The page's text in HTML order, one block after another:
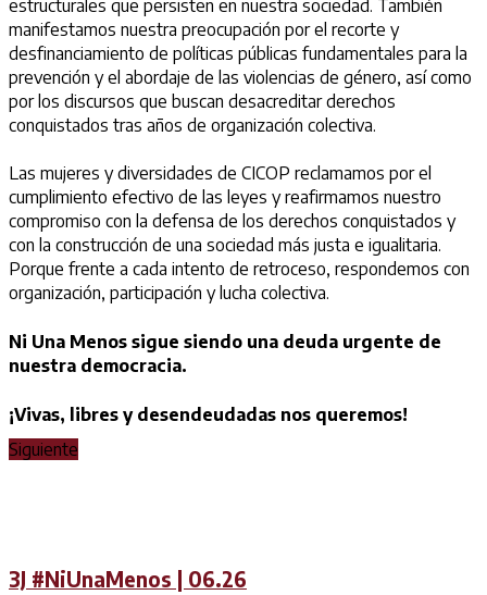
estructurales que persisten en nuestra sociedad. También
manifestamos nuestra preocupación por el recorte y
desfinanciamiento de políticas públicas fundamentales para la
prevención y el abordaje de las violencias de género, así como
por los discursos que buscan desacreditar derechos
conquistados tras años de organización colectiva.
Las mujeres y diversidades de CICOP reclamamos por el
cumplimiento efectivo de las leyes y reafirmamos nuestro
compromiso con la defensa de los derechos conquistados y
con la construcción de una sociedad más justa e igualitaria.
Porque frente a cada intento de retroceso, respondemos con
organización, participación y lucha colectiva.
Ni Una Menos sigue siendo una deuda urgente de
nuestra democracia.
¡Vivas, libres y desendeudadas nos queremos!
Siguiente
3J #NiUnaMenos | 06.26